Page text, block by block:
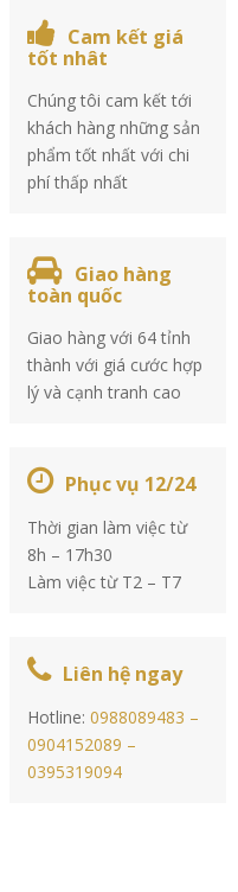
Cam kết giá
tốt nhât
Chúng tôi cam kết tới
khách hàng những sản
phẩm tốt nhất với chi
phí thấp nhất
Giao hàng
toàn quốc
Giao hàng với 64 tỉnh
thành với giá cước hợp
lý và cạnh tranh cao
Phục vụ 12/24
Thời gian làm việc từ
8h – 17h30
Làm việc từ T2 – T7
Liên hệ ngay
Hotline:0988089483 –
0904152089 –
0395319094